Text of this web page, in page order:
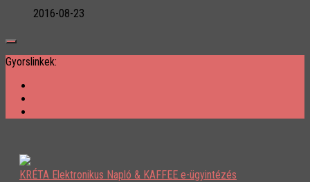
2016-08-23
Gyorslinkek:
KRÉTA Elektronikus Napló & KAFFEE e-ügyintézés